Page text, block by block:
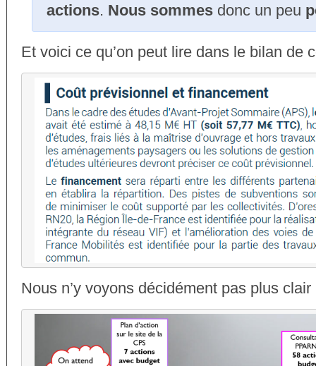
actions. Nous sommes donc un peu
Et voici ce qu’on peut lire dans le bilan de
Nous n’y voyons décidément pas plus